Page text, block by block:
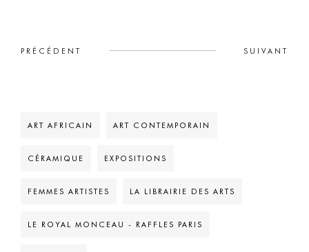
PRÉCÉDENT SUIVANT
ART AFRICAIN ART CONTEMPORAIN
CÉRAMIQUE EXPOSITIONS
FEMMES ARTISTES LA LIBRAIRIE DES ARTS
LE ROYAL MONCEAU - RAFFLES PARIS